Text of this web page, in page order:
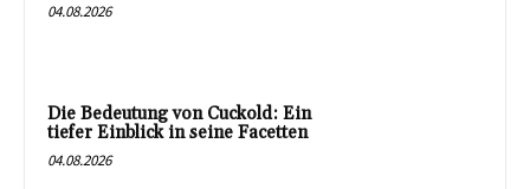
04.08.2026
Die Bedeutung von Cuckold: Ein
tiefer Einblick in seine Facetten
04.08.2026